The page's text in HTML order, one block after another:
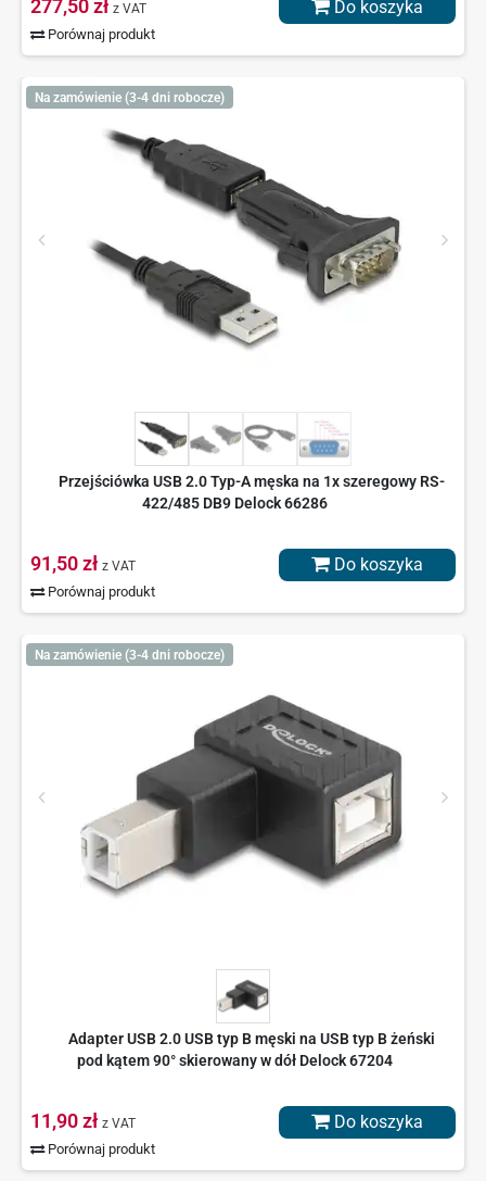
277,50 zł z VAT
Porównaj produkt
Do koszyka
Na zamówienie (3-4 dni robocze)
Przejściówka USB 2.0 Typ-A męska na 1x szeregowy RS-
422/485 DB9 Delock 66286
91,50 zł z VAT
Porównaj produkt
Do koszyka
Na zamówienie (3-4 dni robocze)
Adapter USB 2.0 USB typ B męski na USB typ B żeński
pod kątem 90° skierowany w dół Delock 67204
11,90 zł z VAT
Porównaj produkt
Do koszyka